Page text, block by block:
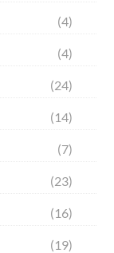
(4)
(4)
(24)
(14)
(7)
(23)
(16)
(19)